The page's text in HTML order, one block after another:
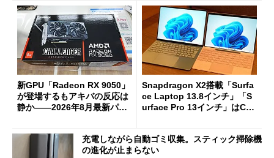
新GPU「Radeon RX 9050」
が登場するもアキバの反応は
静か――2026年8月最新パー
Snapdragon X2搭載「Surfa
ce Laptop 13.8インチ」「S
urface Pro 13インチ」はCop
た
充電しながら自動ゴミ収集。スティック掃除機
の進化が止まらない